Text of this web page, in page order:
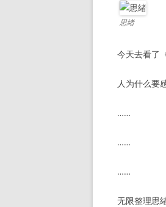
思绪
今天去看了
人为什么要
……
……
……
无限整理思